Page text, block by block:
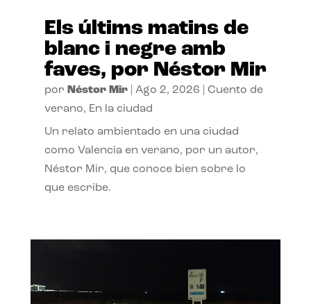
Els últims matins de
blanc i negre amb
faves, por Néstor Mir
por Néstor Mir| Ago 2, 2026
Cuento de
verano, En la ciudad
Un relato ambientado en una ciudad
como Valencia en verano, por un autor,
Néstor Mir, que conoce bien sobre lo
que escribe.